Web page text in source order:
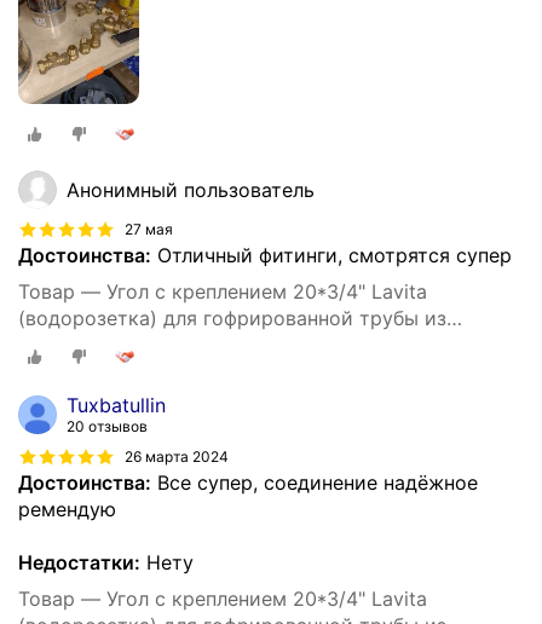
Анонимный пользователь
27 мая
Достоинства: Отличный фитинги, смотрятся супер
Товар — Угол с креплением 20*3/4" Lavita
(водорозетка) для гофрированной трубы из
нержавеющей стали
Tuxbatullin
20 отзывов
26 марта 2024
Достоинства: Все супер, соединение надёжное
ремендую
Недостатки: Нету
Товар — Угол с креплением 20*3/4" Lavita